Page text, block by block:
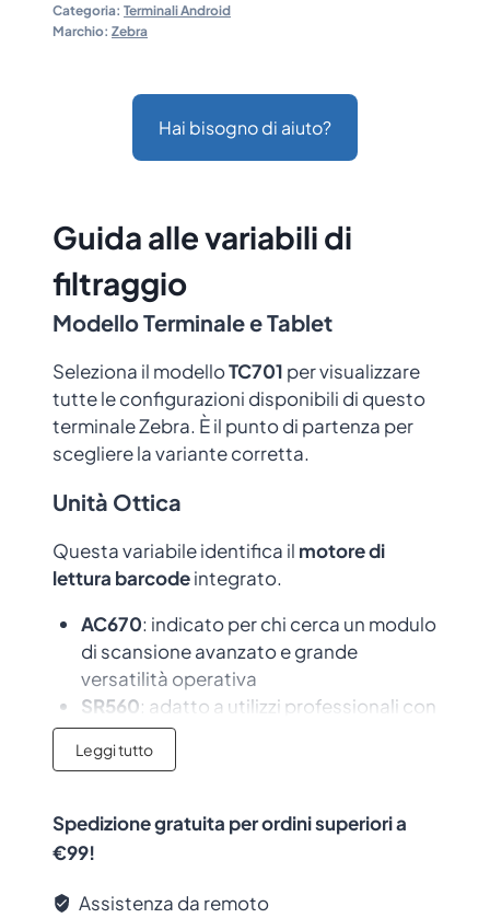
Categoria: Terminali Android
Marchio: Zebra
Hai bisogno di aiuto?
Guida alle variabili di
filtraggio
Modello Terminale e Tablet
Seleziona il modelloTC701 per visualizzare
tutte le configurazioni disponibili di questo
terminale Zebra. È il punto di partenza per
scegliere la variante corretta.
Unità Ottica
Questa variabile identifica il motore di
lettura barcodeintegrato.
AC670: indicato per chi cerca un modulo
di scansione avanzato e grande
versatilità operativa
SR560: adatto a utilizzi professionali con
lettura rapida e affidabile in molte
applicazioni quotidiane
Per attività di magazzino, inventario e
logistica, la scelta dell’unità ottica è una
Leggi tutto
Spedizione gratuita per ordini superiori a
€99!
Assistenza da remoto